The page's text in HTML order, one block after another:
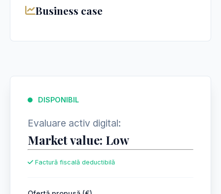
Business case
DISPONIBIL
Evaluare activ digital:
Market value: Low
Factură fiscală deductibilă